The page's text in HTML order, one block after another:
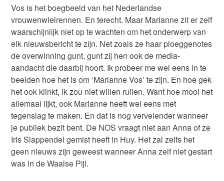
Vos is het boegbeeld van het Nederlandse
vrouwenwielrennen. En terecht. Maar Marianne zit er zelf
waarschijnlijk niet op te wachten om het onderwerp van
elk nieuwsbericht te zijn. Net zoals ze haar ploeggenotes
de overwinning gunt, gunt zij hen ook de media-
aandacht die daarbij hoort. Ik probeer me wel eens in te
beelden hoe het is om ‘Marianne Vos’ te zijn. En hoe gek
het ook klinkt, ik zou niet willen ruilen. Want hoe mooi het
allemaal lijkt, ook Marianne heeft wel eens met
tegenslag te maken. En dat is nog vervelender wanneer
je publiek bezit bent. De NOS vraagt niet aan Anna of ze
Iris Slappendel gemist heeft in Huy. Het zal zelfs het
geen nieuws zijn geweest wanneer Anna zelf niet gestart
was in de Waalse Pijl.